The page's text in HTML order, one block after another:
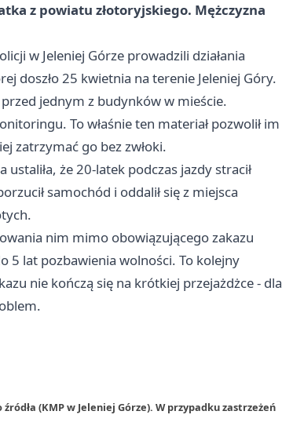
z powiatu złotoryjskiego. Mężczyzna
w Jeleniej Górze prowadzili działania
doszło 25 kwietnia na terenie Jeleniej Góry.
jednym z budynków w mieście.
To właśnie ten materiał pozwolił im
zatrzymać go bez zwłoki.
że 20-latek podczas jazdy stracił
samochód i oddalił się z miejsca
nim mimo obowiązującego zakazu
5 lat pozbawienia wolności. To kolejny
nie kończą się na krótkiej przejażdżce - dla
(KMP w Jeleniej Górze). W przypadku zastrzeżeń